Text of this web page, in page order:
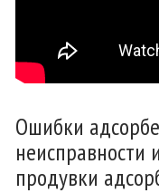
Ошибки
неисправности
продувки